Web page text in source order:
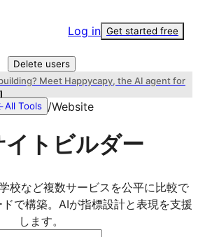
Log in Get started free
Delete users
Meet Happycapy, the AI agent for
All Tools /Website
イトビルダー
校など複数サービスを公平に比較で
で構築。AIが指標設計と表現を支援
します。